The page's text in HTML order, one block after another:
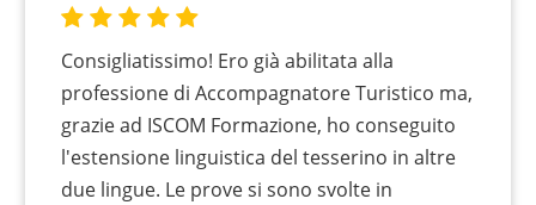
Consigliatissimo! Ero già abilitata alla
professione di Accompagnatore Turistico ma,
grazie ad ISCOM Formazione, ho conseguito
l'estensione linguistica del tesserino in altre
due lingue. Le prove si sono svolte in